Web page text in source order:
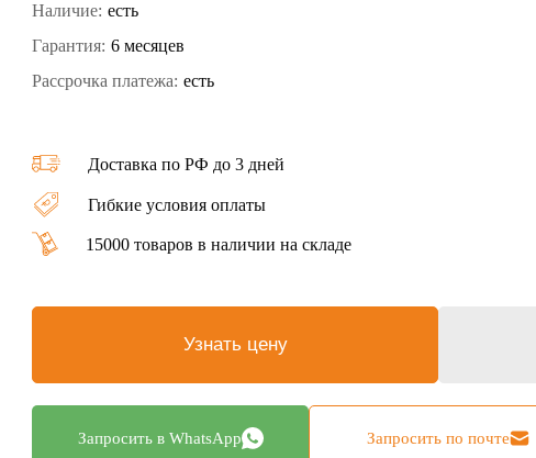
Наличие: есть
Гарантия: 6 месяцев
Рассрочка платежа: есть
Доставка по РФ до 3 дней
Гибкие условия оплаты
15000 товаров в наличии на складе
Узнать цену
Запросить в WhatsApp Запросить по почте